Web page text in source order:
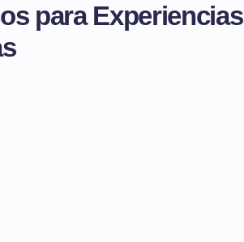
para Experiencias